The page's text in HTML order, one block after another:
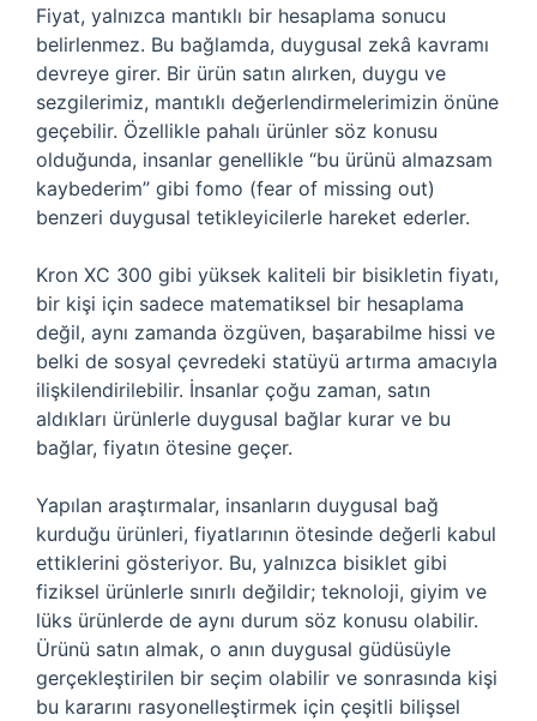
Fiyat, yalnızca mantıklı bir hesaplama sonucu
belirlenmez. Bu bağlamda, duygusal zekâ kavramı
devreye girer. Bir ürün satın alırken, duygu ve
sezgilerimiz, mantıklı değerlendirmelerimizin önüne
geçebilir. Özellikle pahalı ürünler söz konusu
olduğunda, insanlar genellikle “bu ürünü almazsam
kaybederim” gibi fomo (fear of missing out)
benzeri duygusal tetikleyicilerle hareket ederler.
Kron XC 300 gibi yüksek kaliteli bir bisikletin fiyatı,
bir kişi için sadece matematiksel bir hesaplama
değil, aynı zamanda özgüven, başarabilme hissi ve
belki de sosyal çevredeki statüyü artırma amacıyla
ilişkilendirilebilir. İnsanlar çoğu zaman, satın
aldıkları ürünlerle duygusal bağlar kurar ve bu
bağlar, fiyatın ötesine geçer.
Yapılan araştırmalar, insanların duygusal bağ
kurduğu ürünleri, fiyatlarının ötesinde değerli kabul
ettiklerini gösteriyor. Bu, yalnızca bisiklet gibi
fiziksel ürünlerle sınırlı değildir; teknoloji, giyim ve
lüks ürünlerde de aynı durum söz konusu olabilir.
Ürünü satın almak, o anın duygusal güdüsüyle
gerçekleştirilen bir seçim olabilir ve sonrasında kişi
bu kararını rasyonelleştirmek için çeşitli bilişsel